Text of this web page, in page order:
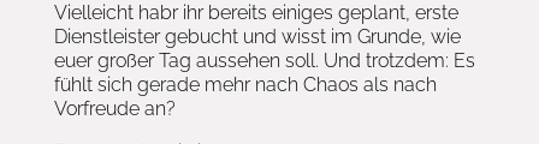
Vielleicht habr ihr bereits einiges geplant, erste
Dienstleister gebucht und wisst im Grunde, wie
euer großer Tag aussehen soll. Und trotzdem: Es
fühlt sich gerade mehr nach Chaos als nach
Vorfreude an?